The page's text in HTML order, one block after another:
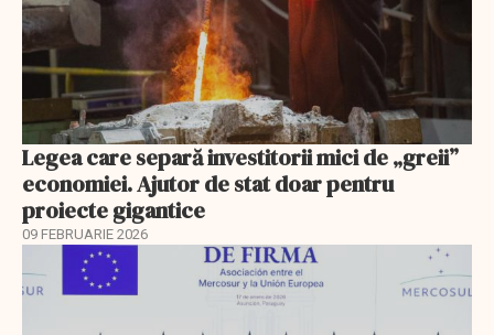
Legea care separă investitorii mici de „greii”
economiei. Ajutor de stat doar pentru
proiecte gigantice
09 FEBRUARIE 2026